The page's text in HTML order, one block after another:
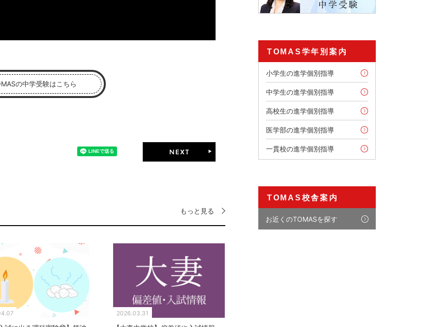
の中学受験はこちら
もっと見る
2026.03.31
TOMAS学年別案内
小学生の進学個別指導
中学生の進学個別指導
高校生の進学個別指導
医学部の進学個別指導
一貫校の進学個別指導
TOMAS校舎案内
お近くのTOMASを探す